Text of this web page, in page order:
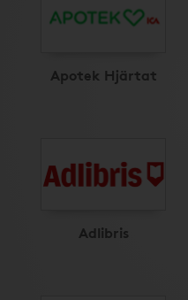
Apotek Hjärtat
Adlibris